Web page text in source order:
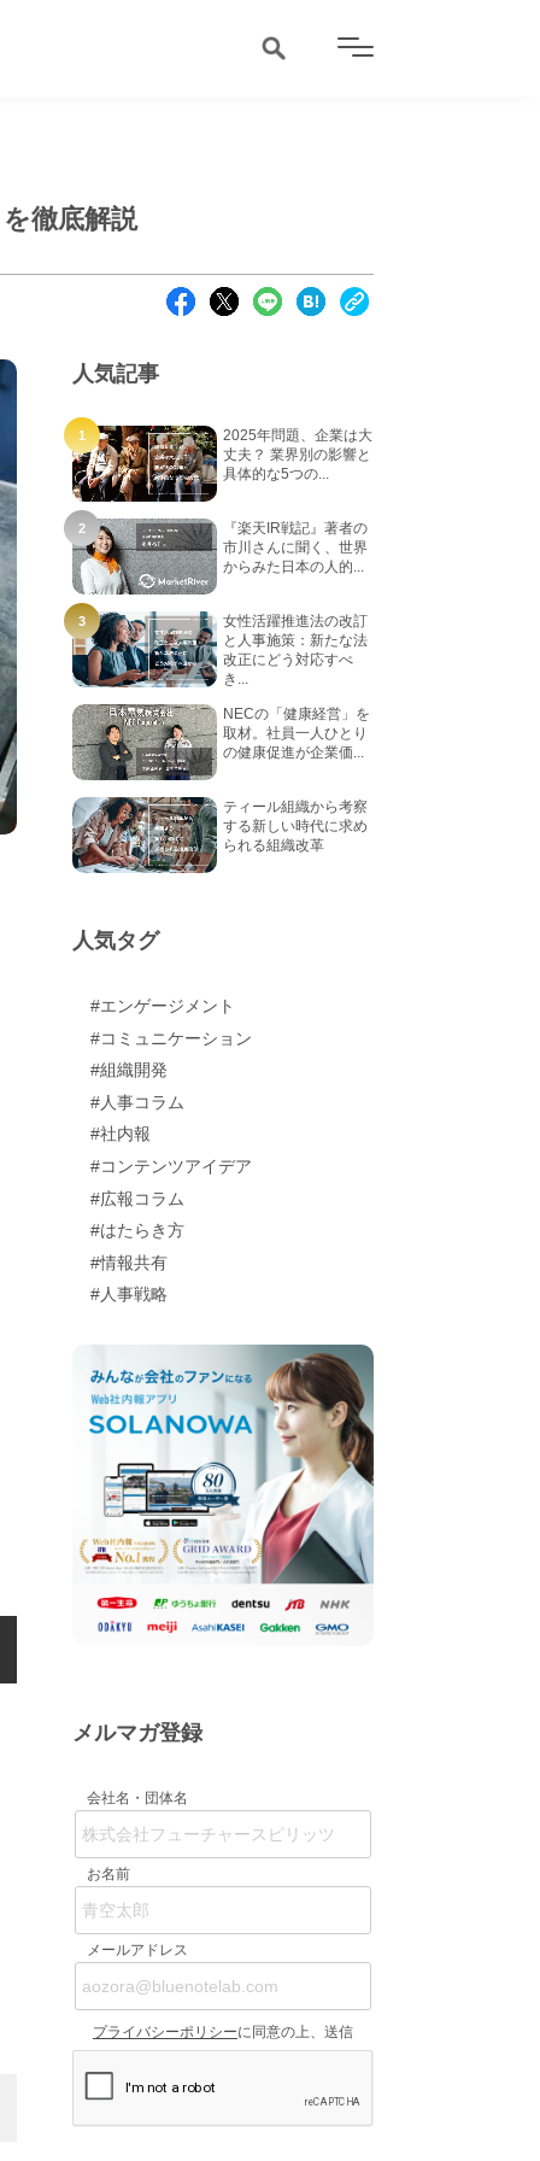
徹底解説
人気記事
2025年問題、企業は大
丈夫？ 業界別の影響と
具体的な5つの...
『楽天IR戦記』著者の
市川さんに聞く、世界
からみた日本の人的...
女性活躍推進法の改訂
と人事施策：新たな法
改正にどう対応すべ
き...
NECの「健康経営」を
取材。社員一人ひとり
の健康促進が企業価...
ティール組織から考察
する新しい時代に求め
られる組織改革
人気タグ
#エンゲージメント
#コミュニケーション
#組織開発
#人事コラム
#社内報
#コンテンツアイデア
#広報コラム
#はたらき方
#情報共有
#人事戦略
メルマガ登録